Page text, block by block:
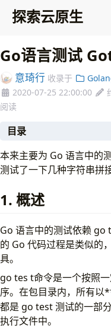
探索云原生
Go语言测试
意琦行 收录于
2020-07-25 22:00:00
阅读
目录
1. 概述
2. go test
1. 本地目录模式
2. 包列表模式
1. 语法
2. 变量
3. 类型
1. 单元测试
2. 性能测试
3. 示例函数
本来主要为 Go 语言中的
测试了一下几种字符串拼
1. 概述
Go 语言中的测试依赖 go
的 Go 代码过程是类似的
具。
go tes t命令是一个按照
序。在包目录内，所有以
都是 go test 测试的一部
执行文件中。